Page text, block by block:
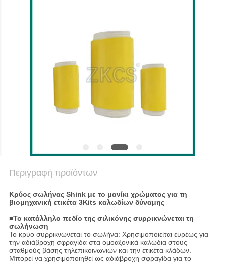
Περιγραφή προϊόντων
Κρύος σωλήνας Shink με το μανίκι χρώματος για τη
βιομηχανική ετικέτα 3Kits καλωδίων δύναμης
■Το κατάλληλο πεδίο της σιλικόνης συρρικνώνεται τη
σωλήνωση
Το κρύο συρρικνώνεται το σωλήνα: Χρησιμοποιείται ευρέως για
την αδιάβροχη σφραγίδα στα ομοαξονικά καλώδια στους
σταθμούς βάσης τηλεπικοινωνιών και την ετικέτα κλάδων.
Μπορεί να χρησιμοποιηθεί ως αδιάβροχη σφραγίδα για το